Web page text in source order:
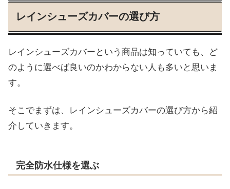
レインシューズカバーの選び方
レインシューズカバーという商品は知っていても、ど
のように選べば良いのかわからない人も多いと思いま
す。
そこでまずは、レインシューズカバーの選び方から紹
介していきます。
完全防水仕様を選ぶ